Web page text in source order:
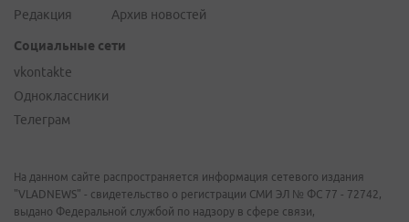
Редакция
Архив новостей
Социальные сети
vkontakte
Одноклассники
Телеграм
На данном сайте распространяется информация сетевого издания
"VLADNEWS" - свидетельство о регистрации СМИ ЭЛ № ФС 77 - 72742,
выдано Федеральной службой по надзору в сфере связи,